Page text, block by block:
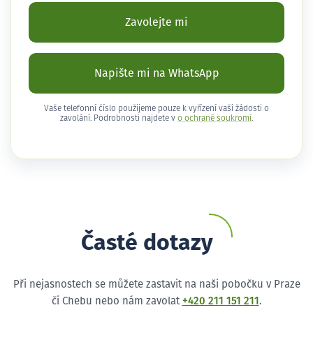
Zavolejte mi
Napište mi na WhatsApp
Vaše telefonní číslo použijeme pouze k vyřízení vaší žádosti o
zavolání. Podrobnosti najdete v o ochraně soukromí .
Časté dotazy
Při nejasnostech se můžete zastavit na naši pobočku v Praze
či Chebu nebo nám zavolat +420 211 151 211 .